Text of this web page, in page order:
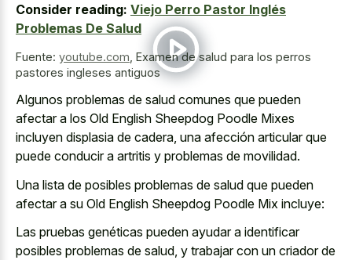
Consider reading: Viejo Perro Pastor Inglés
Problemas De Salud
Fuente: youtube.com Examen de salud para los perros
pastores ingleses antiguos
Algunos problemas de salud comunes que pueden
afectar a los Old English Sheepdog Poodle Mixes
incluyen displasia de cadera, una afección articular que
puede conducir a artritis y problemas de movilidad.
Una lista de posibles problemas de salud que pueden
afectar a su Old English Sheepdog Poodle Mix incluye:
Las pruebas genéticas pueden ayudar a identificar
posibles problemas de salud, y trabajar con un criador de